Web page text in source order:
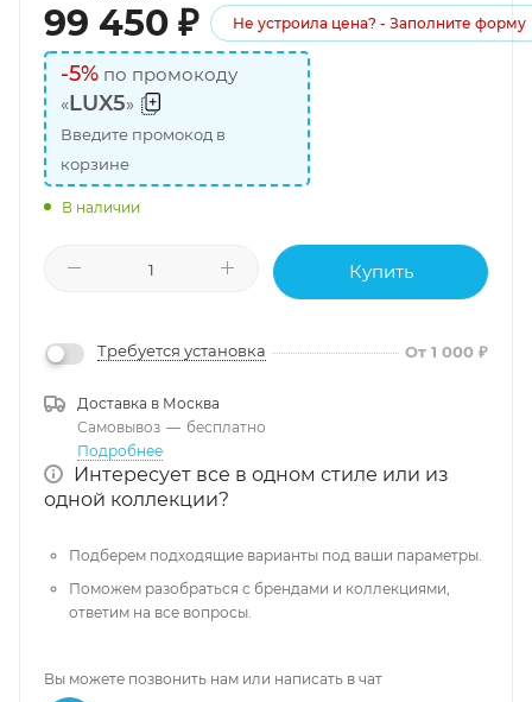
99 450 ₽ Не устроила цена? - Заполните форму
-5% по промокоду
«LUX5»
Введите промокод в
корзине
В наличии
Купить
Требуется установка От 1 000 ₽
Доставка в Москва
Самовывоз — бесплатно
Подробнее
Интересует все в одном стиле или из
одной коллекции?
Подберем подходящие варианты под ваши параметры.
Поможем разобраться с брендами и коллекциями,
ответим на все вопросы.
Вы можете позвонить нам или написать в чат